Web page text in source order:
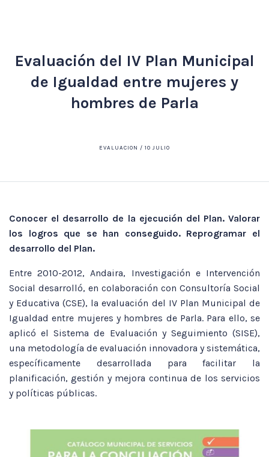
Evaluación del IV Plan Municipal
de Igualdad entre mujeres y
hombres de Parla
EVALUACION / 10 JULIO
Conocer el desarrollo de la ejecución del Plan. Valorar
los logros que se han conseguido. Reprogramar el
desarrollo del Plan.
Entre 2010-2012, Andaira, Investigación e Intervención
Social desarrolló, en colaboración con Consultoría Social
y Educativa (CSE), la evaluación del IV Plan Municipal de
Igualdad entre mujeres y hombres de Parla. Para ello, se
aplicó el Sistema de Evaluación y Seguimiento (SISE),
una metodología de evaluación innovadora y sistemática,
específicamente desarrollada para facilitar la
planificación, gestión y mejora continua de los servicios
y políticas públicas.